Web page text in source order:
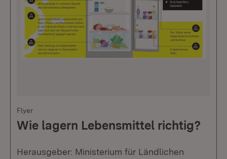
Flyer
Wie lagern Lebensmittel richtig?
Herausgeber: Ministerium für Ländlichen